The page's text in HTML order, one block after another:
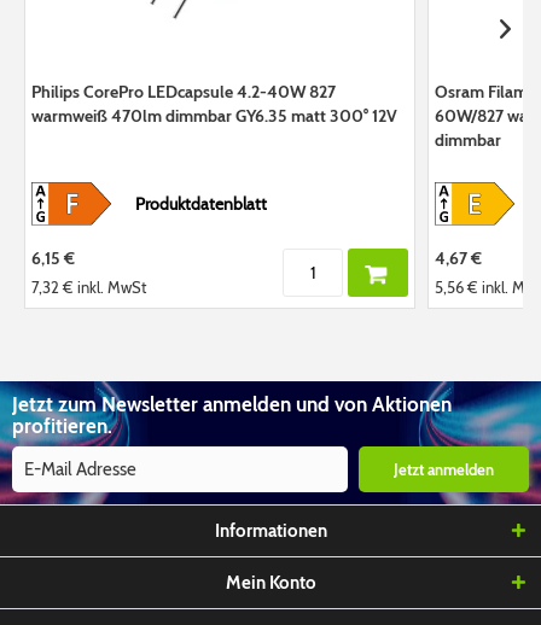
Philips CorePro LEDcapsule 4.2-40W 827
warmweiß 470lm dimmbar GY6.35 matt 300° 12V
Produktdatenblatt
6,15 €
7,32 € inkl. MwSt
Osram
60W/827
dimmbar
4,67 €
5,56 €inkl.
Jetzt zum Newsletter anmelden und von Aktionen
profitieren.
Jetzt anmelden
Informationen
Mein Konto